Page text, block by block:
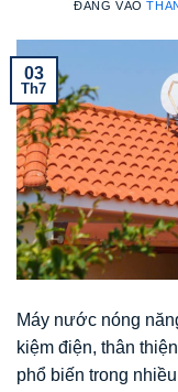
ĐĂNG VÀO
03
Th7
Máy nước nóng
kiệm điện, thân
phổ biến trong